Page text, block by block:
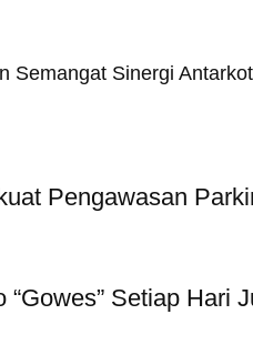
Semangat Sinergi
Pengawasan
Setiap Hari